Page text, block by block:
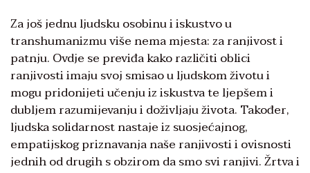
Za još jednu ljudsku osobinu i iskustvo u
transhumanizmu više nema mjesta: za ranjivost i
patnju. Ovdje se previđa kako različiti oblici
ranjivosti imaju svoj smisao u ljudskom životu i
mogu pridonijeti učenju iz iskustva te ljepšem i
dubljem razumijevanju i doživljaju života. Također,
ljudska solidarnost nastaje iz suosjećajnog,
empatijskog priznavanja naše ranjivosti i ovisnosti
jednih od drugih s obzirom da smo svi ranjivi. Žrtva i